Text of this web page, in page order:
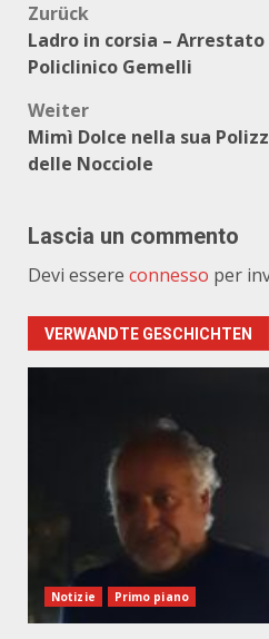
Zurück
Ladro in corsia –
Policlinico Gemelli
Weiter
Mimì Dolce nella sua
delle Nocciole
Lascia un commento
Devi essere connesso per
VERWANDTE GESCHICHTEN
Notizie Primo piano